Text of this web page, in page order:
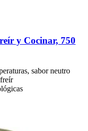
y Cocinar, 750
sabor neutro